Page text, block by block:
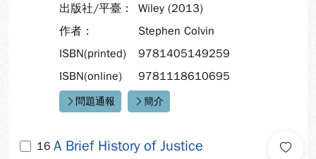
出版社/平臺：
Wiley (2013)
作者：
Stephen Colvin
ISBN(printed)
9781405149259
ISBN(online)
9781118610695
快速連結：
問題通報 簡介
16 A Brief History of Justice